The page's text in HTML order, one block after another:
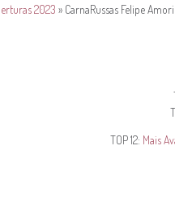
2023 » CarnaRussas Felipe
TOP 12: Mais